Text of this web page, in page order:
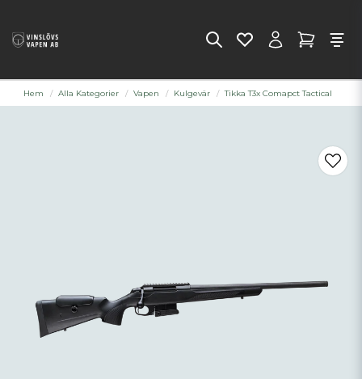
Hem Alla Kategorier Vapen Kulgevär Tikka T3x Comapct Tactical